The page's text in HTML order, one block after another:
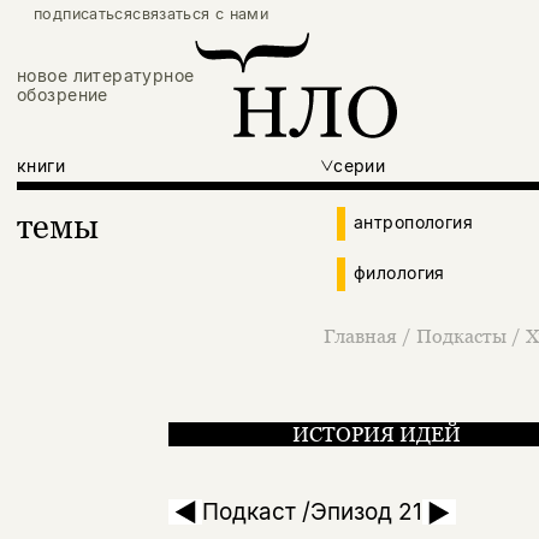
подписатьсясвязаться с нами
новое литературное
обозрение
книги серии
темы антропология
филология
Главная / Подкасты /
ИСТОРИЯ ИДЕЙ
Революция,
Подкаст /Эпизод 21